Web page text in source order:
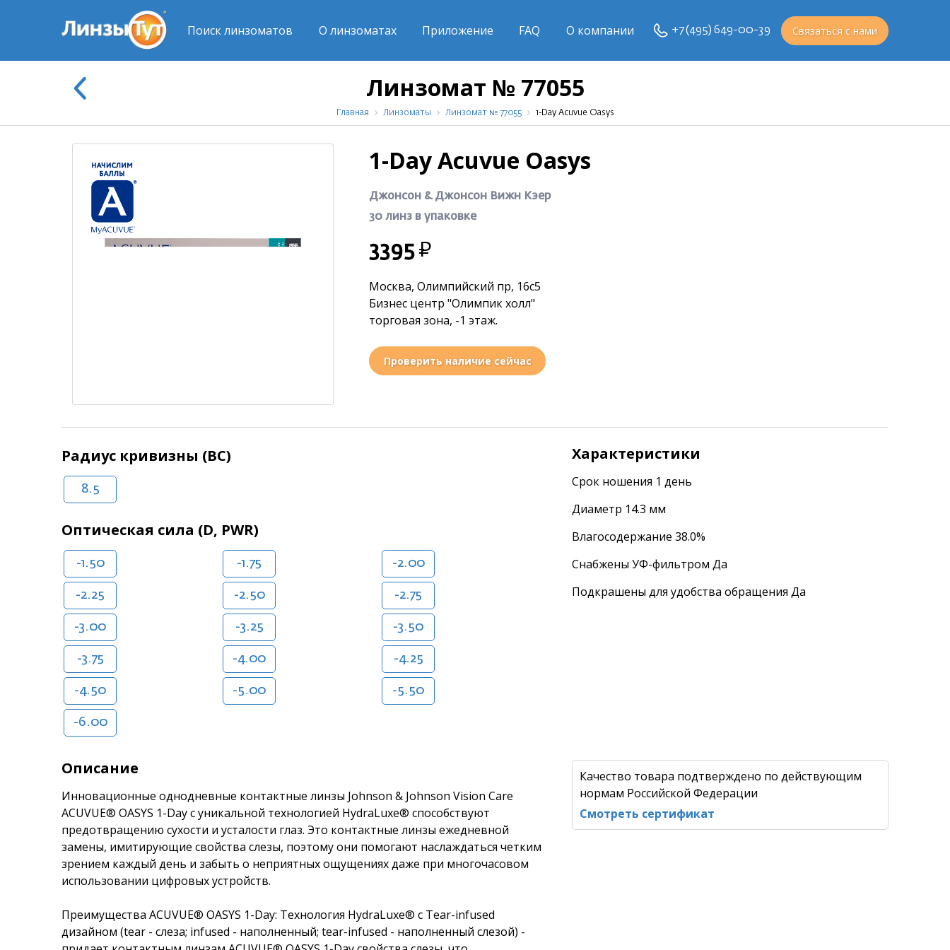
Поиск линзоматов О линзоматах Приложение FAQ О компании +7 (495) 649-00-39 Связаться с нами
Линзомат № 77055
Главная Линзоматы Линзомат № 77055 1-Day Acuvue Oasys
1-Day Acuvue Oasys
Джонсон & Джонсон Вижн Кэер
30 линз в упаковке
3395 Р
Москва, Олимпийский пр, 16с5
Бизнес центр "Олимпик холл"
торговая зона, -1 этаж.
Проверить наличие сейчас
Радиус кривизны (BC)
8.5
Оптическая сила (D, PWR)
-1.50 -1.75 -2.00
-2.25 -2.50 -2.75
-3.00 -3.25 -3.50
-3.75 -4.00 -4.25
-4.50 -5.00 -5.50
-6.00
Характеристики
Срок ношения 1 день
Диаметр 14.3 мм
Влагосодержание 38.0%
Снабжены УФ-фильтром Да
Подкрашены для удобства обращения Да
Описание
Инновационные однодневные контактные линзы Johnson & Johnson Vision Care
ACUVUE® OASYS 1-Day с уникальной технологией HydraLuxe® способствуют
предотвращению сухости и усталости глаз. Это контактные линзы ежедневной
замены, имитирующие свойства слезы, поэтому они помогают наслаждаться четким
зрением каждый день и забыть о неприятных ощущениях даже при многочасовом
использовании цифровых устройств.
Преимущества ACUVUE® OASYS 1-Day: Технология HydraLuxe® с Tear-infused
дизайном (tear - слеза; infused - наполненный; tear-infused - наполненный слезой) -
Качество товара подтверждено по действующим
нормам Российской Федерации
Смотреть сертификат